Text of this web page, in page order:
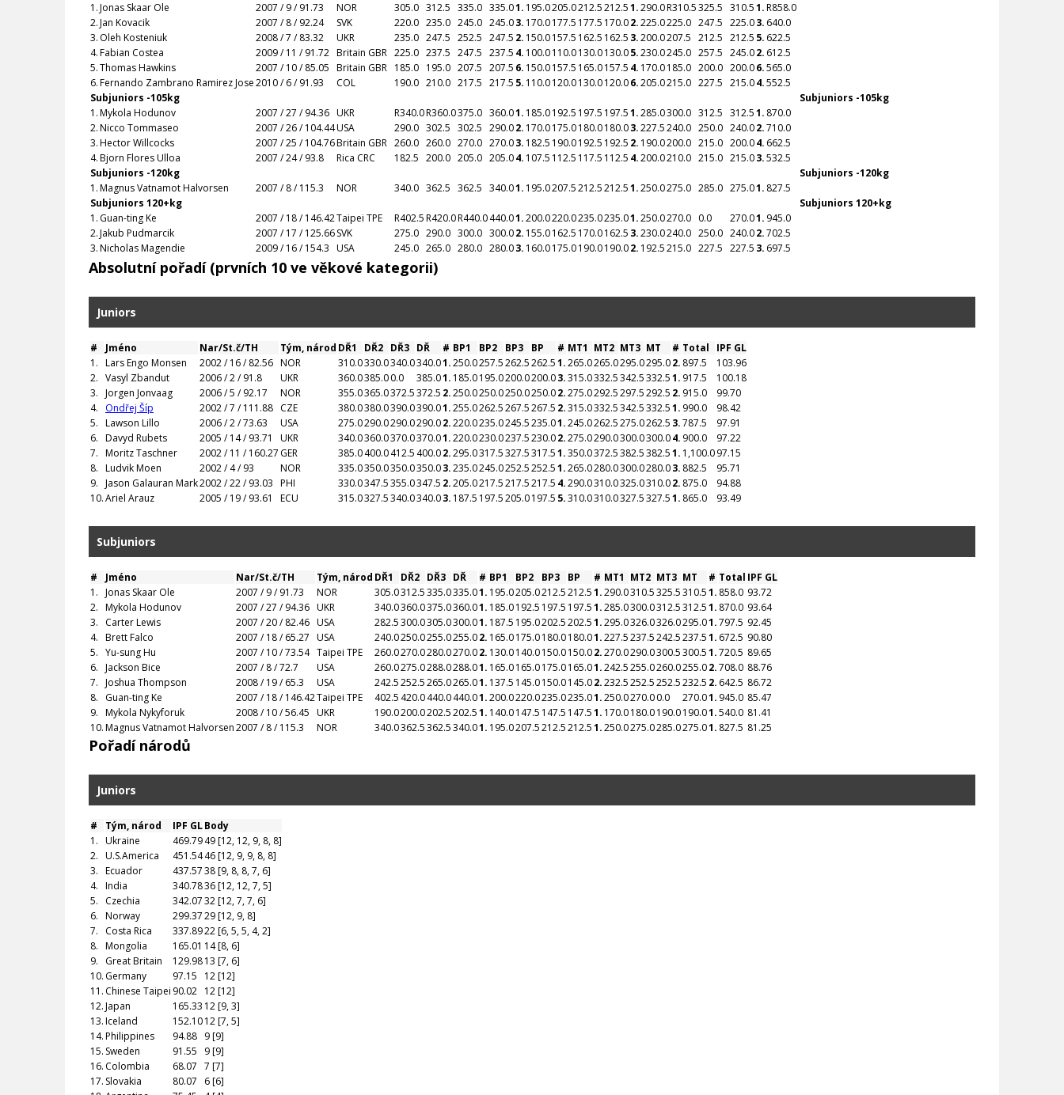
1.Jonas Skaar Ole 2007 / 9 / 91.73 NOR 305.0 312.5 335.0 335.01. 195.0205.0212.5212.51.290.0R310.5325.5 310.51.R858.0
2.Jan Kovacik 2007 / 8 / 92.24 SVK 220.0 235.0 245.0 245.03. 170.0177.5 177.5 170.02.225.0225.0 247.5 225.03. 640.0
3. Oleh Kosteniuk 2008 / 7 / 83.32 UKR 235.0 247.5 252.5 247.5 2. 150.0157.5 162.5 162.5 3.200.0207.5 212.5 212.5 5. 622.5
4.Fabian Costea 2009 / 11 / 91.72 Britain GBR 225.0 237.5 247.5 237.5 4. 100.0110.0130.0130.05.230.0245.0 257.5 245.02. 612.5
5.Thomas Hawkins 2007 / 10 / 85.05 Britain GBR 185.0 195.0 207.5 207.5 6. 150.0157.5 165.0157.5 4. 170.0185.0 200.0 200.06.565.0
6.Fernando Zambrano Ramirez Jose2010 / 6 / 91.93 COL 190.0 210.0 217.5 217.5 5. 110.0120.0130.0120.06.205.0215.0 227.5 215.04.552.5
Subjuniors -105kg
Subjuniors -105kg
1.Mykola Hodunov 2007 / 27 / 94.36 UKR R340.0R360.0375.0 360.01. 185.0192.5 197.5 197.51.285.0300.0 312.5 312.51. 870.0
2.Nicco Tommaseo 2007 / 26 / 104.44USA 290.0 302.5 302.5 290.02. 170.0175.0180.0180.03.227.5240.0 250.0 240.02.710.0
3.Hector Willcocks 2007 / 25 / 104.76Britain GBR 260.0 260.0 270.0 270.03. 182.5 190.0192.5 192.5 2. 190.0200.0 215.0 200.04. 662.5
4.Bjorn Flores Ulloa 2007 / 24 / 93.8 Rica CRC 182.5 200.0 205.0 205.04. 107.5 112.5 117.5 112.5 4.200.0210.0 215.0 215.03.532.5
Subjuniors -120kg
Subjuniors -120kg
1.Magnus Vatnamot Halvorsen 2007 / 8 / 115.3 NOR 340.0 362.5 362.5 340.01. 195.0207.5212.5212.51.250.0275.0 285.0 275.01. 827.5
Subjuniors 120+kg
Subjuniors 120+kg
1. Guan-ting Ke 2007 / 18 / 146.42Taipei TPE R402.5R420.0R440.0440.01.200.0220.0235.0235.01.250.0270.0 0.0 270.01. 945.0
2.Jakub Pudmarcik 2007 / 17 / 125.66SVK 275.0 290.0 300.0 300.02. 155.0162.5 170.0162.5 3.230.0240.0 250.0 240.02.702.5
3.Nicholas Magendie 2009 / 16 / 154.3 USA 245.0 265.0 280.0 280.03. 160.0175.0190.0190.02. 192.5215.0 227.5 227.5 3. 697.5
Absolutní pořadí (prvních 10 ve věkové kategorii)
Juniors
# Jméno Nar/St.č/TH Tým, národ DŘ1 DŘ2 DŘ3 DŘ # BP1 BP2 BP3 BP # MT1 MT2 MT3 MT # Total
IPF GL
1. Lars Engo Monsen 2002 / 16 / 82.56 NOR 310.0330.0340.0340.01.250.0257.5262.5262.51.265.0265.0295.0295.02. 897.5
103.96
2. Vasyl Zbandut 2006 / 2 / 91.8 UKR 360.0385.00.0 385.01. 185.0195.0200.0200.03.315.0332.5342.5332.51. 917.5
100.18
3. Jorgen Jonvaag 2006 / 5 / 92.17 NOR 355.0365.0372.5372.5 2.250.0250.0250.0250.02.275.0292.5297.5292.5 2. 915.0
99.70
4.
Ondřej Šíp 2002 / 7 / 111.88 CZE 380.0380.0390.0390.01.255.0262.5267.5267.5 2.315.0332.5342.5332.51. 990.0
98.42
5. Lawson Lillo 2006 / 2 / 73.63 USA 275.0290.0290.0290.02.220.0235.0245.5235.01.245.0262.5275.0262.5 3.787.5
97.91
6. Davyd Rubets 2005 / 14 / 93.71 UKR 340.0360.0370.0370.01.220.0230.0237.5230.02.275.0290.0300.0300.04. 900.0
97.22
7. Moritz Taschner 2002 / 11 / 160.27 GER 385.0400.0412.5 400.02.295.0317.5327.5317.51.350.0372.5382.5382.51. 1,100.097.15
8. Ludvik Moen 2002 / 4 / 93 NOR 335.0350.0350.0350.03.235.0245.0252.5252.51.265.0280.0300.0280.03. 882.5
95.71
9. Jason Galauran Mark2002 / 22 / 93.03 PHI 330.0347.5355.0347.5 2.205.0217.5217.5217.5 4.290.0310.0325.0310.02. 875.0
94.88
10.Ariel Arauz 2005 / 19 / 93.61 ECU 315.0327.5340.0340.03. 187.5 197.5205.0197.5 5.310.0310.0327.5327.51. 865.0 93.49
Subjuniors
# Jméno Nar/St.č/TH Tým, národ DŘ1 DŘ2 DŘ3 DŘ # BP1 BP2 BP3 BP # MT1 MT2 MT3 MT # Total IPF GL
1. Jonas Skaar Ole 2007 / 9 / 91.73 NOR 305.0312.5335.0335.01. 195.0205.0212.5212.51.290.0310.5325.5310.51. 858.0 93.72
2. Mykola Hodunov 2007 / 27 / 94.36 UKR 340.0360.0375.0360.01. 185.0192.5 197.5 197.51.285.0300.0312.5312.51. 870.0 93.64
3.
Carter Lewis 2007 / 20 / 82.46 USA 282.5300.0305.0300.01. 187.5 195.0202.5202.51.295.0326.0326.0295.01.797.5 92.45
4. Brett Falco 2007 / 18 / 65.27 USA 240.0250.0255.0255.02. 165.0175.0180.0180.01.227.5237.5242.5237.51. 672.5 90.80
5. Yu-sung Hu 2007 / 10 / 73.54 Taipei TPE 260.0270.0280.0270.02. 130.0140.0150.0150.02.270.0290.0300.5300.51.720.5 89.65
6. Jackson Bice 2007 / 8 / 72.7 USA 260.0275.0288.0288.01. 165.0165.0175.0165.01.242.5255.0260.0255.02.708.0 88.76
7. Joshua Thompson 2008 / 19 / 65.3 USA 242.5252.5265.0265.01. 137.5 145.0150.0145.02.232.5252.5252.5232.5 2. 642.5 86.72
8.
Guan-ting Ke 2007 / 18 / 146.42Taipei TPE 402.5 420.0440.0440.01.200.0220.0235.0235.01.250.0270.00.0 270.01. 945.0 85.47
9. Mykola Nykyforuk 2008 / 10 / 56.45 UKR 190.0200.0202.5202.51. 140.0147.5 147.5 147.51. 170.0180.0190.0190.01.540.0 81.41
10.Magnus Vatnamot Halvorsen2007 / 8 / 115.3 NOR 340.0362.5362.5340.01. 195.0207.5212.5212.51.250.0275.0285.0275.01. 827.5 81.25
Pořadí národů
Juniors
# Tým, národ IPF GLBody
1. Ukraine 469.7949 [12, 12, 9, 8, 8]
2. U.S.America 451.5446 [12, 9, 9, 8, 8]
3. Ecuador 437.5738 [9, 8, 8, 7, 6]
4. India 340.7836 [12, 12, 7, 5]
5.
Czechia 342.0732 [12, 7, 7, 6]
6. Norway 299.3729 [12, 9, 8]
7.
Costa Rica 337.8922 [6, 5, 5, 4, 2]
8. Mongolia 165.01 14 [8, 6]
9.
Great Britain 129.9813 [7, 6]
10. Germany 97.15
12 [12]
11. Chinese Taipei 90.02 12 [12]
12.Japan 165.33 12 [9, 3]
13.Iceland 152.1012 [7, 5]
14.Philippines 94.88 9 [9]
15. Sweden 91.55
9 [9]
16. Colombia 68.07 7 [7]
17. Slovakia 80.07
6 [6]